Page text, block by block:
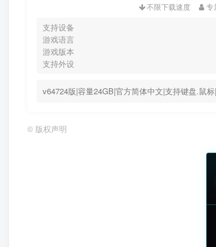
不限下载速度 专
支持设备
游戏语言
游戏版本
支持外设
v64724版|容量24GB|官方简体中文|支持键盘.鼠
© 版权声明